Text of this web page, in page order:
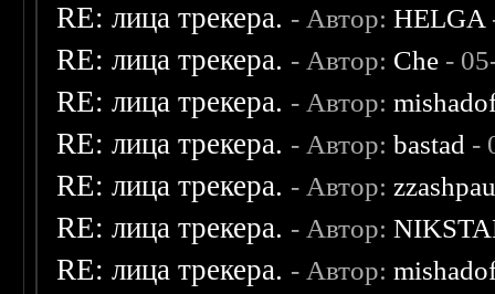
RE: лица трекера. - Автор:HELGA
RE: лица трекера. - Автор: Che -
RE: лица трекера. - Автор:
RE: лица трекера. - Автор:bastad -
RE: лица трекера. - Автор:
RE: лица трекера. - Автор:
RE: лица трекера. - Автор: